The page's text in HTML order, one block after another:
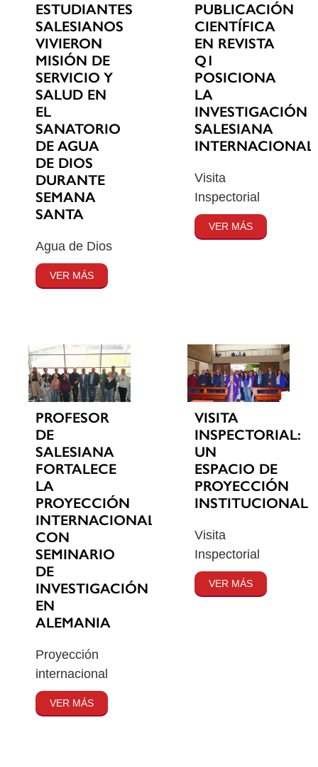
ESTUDIANTES
SALESIANOS
VIVIERON
MISIÓN DE
SERVICIO Y
SALUD EN
EL
SANATORIO
DE AGUA
DE DIOS
DURANTE
SEMANA
SANTA
Agua de Dios
VER MÁS
PUBLICACIÓN
CIENTÍFICA
EN REVISTA
Q1
POSICIONA
LA
INVESTIGACIÓN
SALESIANA
Visita
Inspectorial
VER MÁS
PROFESOR
DE
SALESIANA
FORTALECE
LA
PROYECCIÓN
INTERNACIONAL
CON
SEMINARIO
DE
INVESTIGACIÓN
EN
ALEMANIA
Proyección
internacional
VER MÁS
VISITA
INSPECTORIAL:
UN
ESPACIO DE
PROYECCIÓN
INSTITUCIONAL
Visita
Inspectorial
VER MÁS